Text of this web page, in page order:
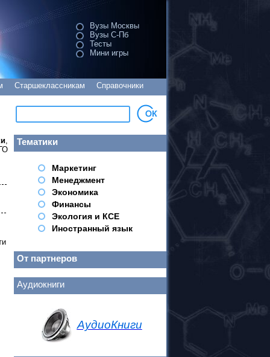
Вузы Москвы
Вузы С-Пб
Тесты
Мини игры
Старшеклассникам Справочники
Тематики
Маркетинг
Менеджмент
Экономика
Финансы
Экология и КСЕ
Иностранный язык
От партнеров
Аудиокниги
АудиоКниги